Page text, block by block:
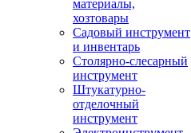
материалы,
хозтовары
Садовый инструмент
и инвентарь
Столярно-слесарный
инструмент
Штукатурно-
отделочный
инструмент